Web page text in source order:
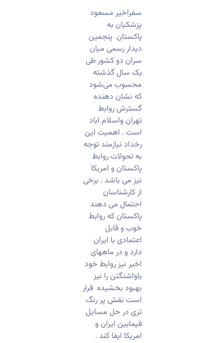
سفراخیر مسعود
پزشکیان به
پاکستان پنجمین
دیدار رسمی میان
سران دو کشور طی
یک سال گذشته
محسوب می‌شود
که نشان دهنده
گسترش روابط
تهران واسلام اباد
است . اهمیت این
رخداد نیازمند توجه
به تحولات روابط
پاکستان و امریکا
نیز می باشد . برخی
از کارشناسان
احتمال می دهند
پاکستان که روابط
خوب و قابل
اعتمادی با ایران
دارد و در ماههای
اخیر نیز روابط خود
باواشنگتن را نیز
بهبود بخشیده قرار
است نقش پر رنگ
تری در حل مسایل
فیمابین ایران و
امریکا ایفا کند .